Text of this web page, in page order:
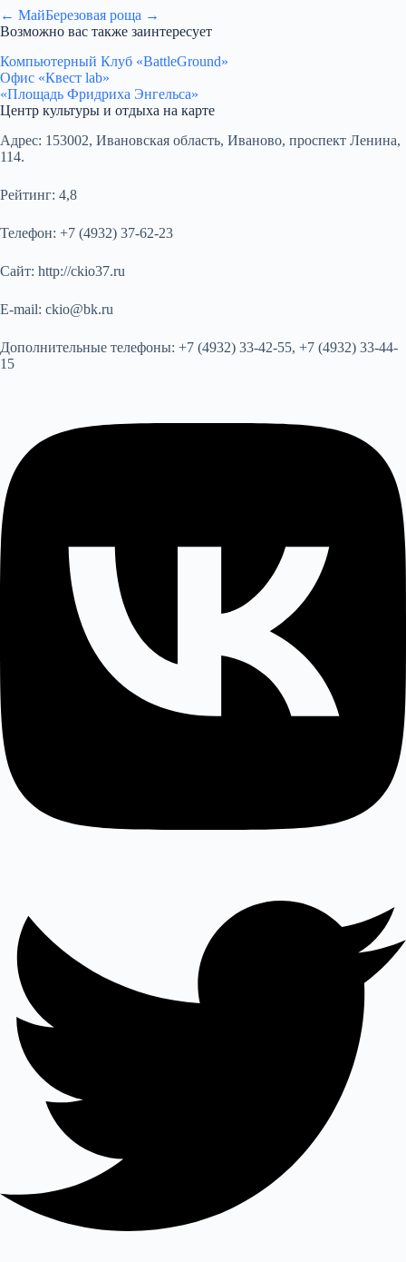
← МайБерезовая роща →
Возможно вас также заинтересует
Компьютерный Клуб «BattleGround»
Офис «Квест lab»
«Площадь Фридриха Энгельса»
Центр культуры и отдыха на карте
Адрес: 153002, Ивановская область, Иваново, проспект Ленина,
114.
Рейтинг: 4,8
Телефон: +7 (4932) 37-62-23
Сайт: http://ckio37.ru
E-mail: ckio@bk.ru
Дополнительные телефоны: +7 (4932) 33-42-55, +7 (4932) 33-44-
15